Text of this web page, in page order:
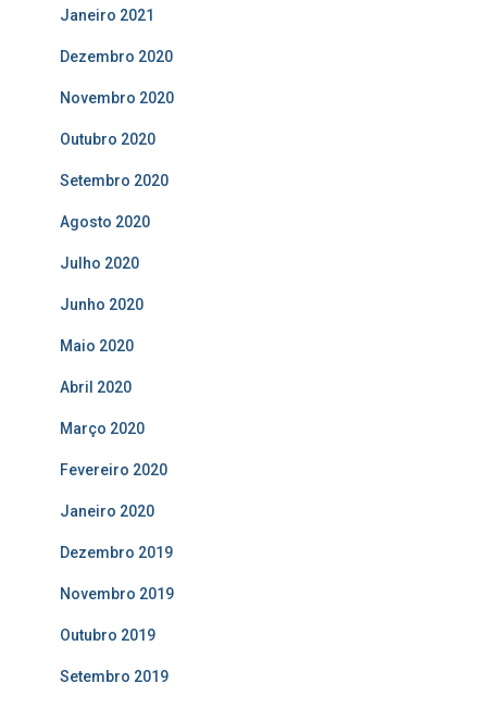
Janeiro 2021
Dezembro 2020
Novembro 2020
Outubro 2020
Setembro 2020
Agosto 2020
Julho 2020
Junho 2020
Maio 2020
Abril 2020
Março 2020
Fevereiro 2020
Janeiro 2020
Dezembro 2019
Novembro 2019
Outubro 2019
Setembro 2019